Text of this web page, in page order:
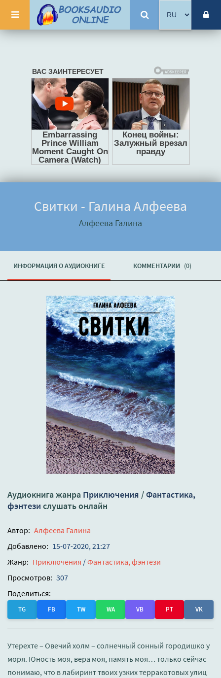
Свитки - Галина Алфеева
Алфеева Галина
ИНФОРМАЦИЯ О АУДИОКНИГЕ КОММЕНТАРИИ (0)
Аудиокнига жанра Приключения /Фантастика,
фэнтези слушать онлайн
Автор: Алфеева Галина
Добавлено: 15-07-2020, 21:27
Жанр: Приключения /Фантастика, фэнтези
Просмотров: 307
Поделиться:
TG FB TW WA VB PT VK
Утерехте – Овечий холм – солнечный сонный городишко у
моря. Юность моя, вера моя, память моя… только сейчас
понимаю, что в лабиринт твоих узких терракотовых улиц